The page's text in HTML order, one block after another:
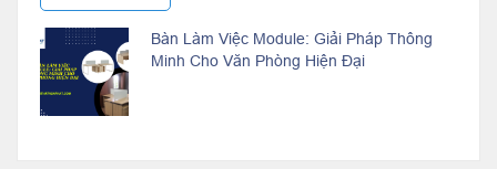
Bàn Làm Việc Module: Giải Pháp Thông
Minh Cho Văn Phòng Hiện Đại